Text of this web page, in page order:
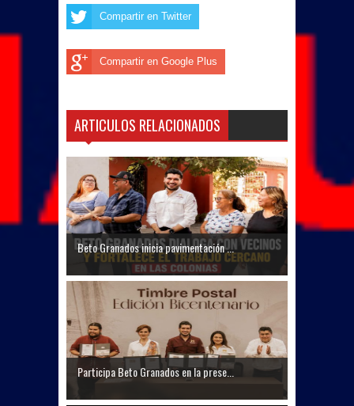
Compartir en Twitter
Compartir en Google Plus
ARTICULOS RELACIONADOS
Beto Granados inicia pavimentación ...
Participa Beto Granados en la prese...